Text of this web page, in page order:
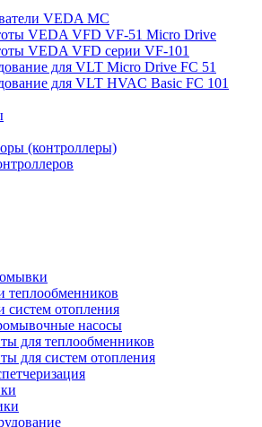
VEDA MC
VEDA VFD VF-51 Micro Drive
VEDA VFD серии VF-101
для VLT Micro Drive FC 51
для VLT HVAC Basic FC 101
(контроллеры)
теплообменников
отопления
насосы
для теплообменников
для систем отопления